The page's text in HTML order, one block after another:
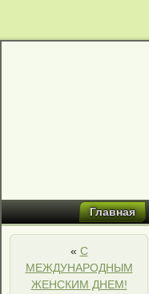
Главная
« С
МЕЖДУНАРОДНЫМ
ЖЕНСКИМ ДНЕМ!